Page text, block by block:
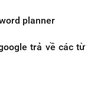
planner
trả về các từ